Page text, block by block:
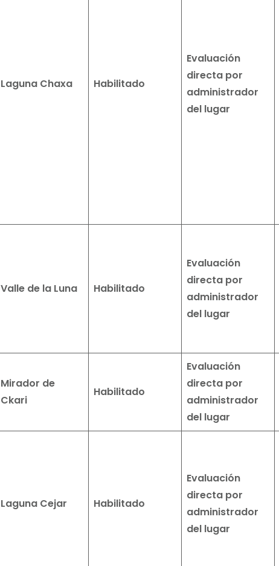
Laguna Chaxa Habilitado
Evaluación
directa por
administrador
del lugar
Valle de la Luna Habilitado
Evaluación
directa por
administrador
del lugar
Mirador de
Ckari
Habilitado
Evaluación
directa por
administrador
del lugar
Laguna Cejar Habilitado
Evaluación
directa por
administrador
del lugar